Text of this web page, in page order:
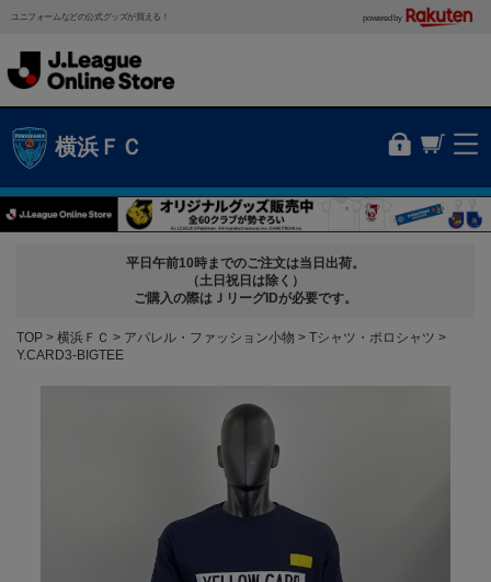
ユニフォームなどの公式グッズが買える！ powered by
横浜ＦＣ
平日午前10時までのご注文は当日出荷。
（土日祝日は除く）
ご購入の際はＪリーグIDが必要です。
TOP 横浜ＦＣ アパレル・ファッション小物
Tシャツ・ポロシャツ
Y.CARD3-BIGTEE